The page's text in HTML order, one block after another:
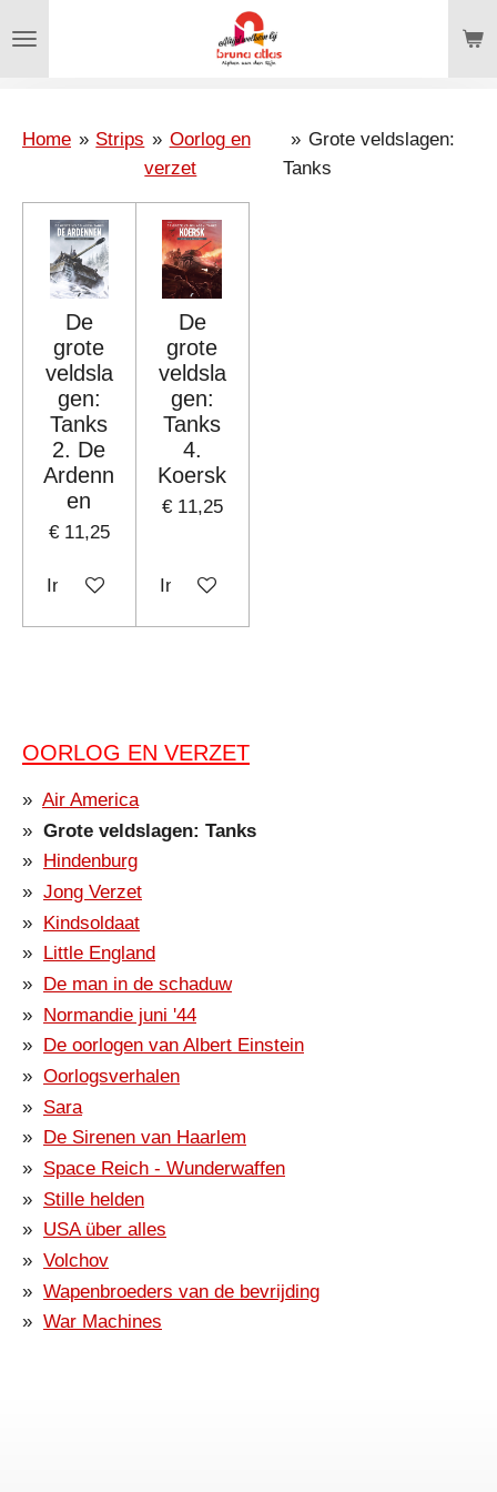
direct
hoofdinhoud
Home » Strips » Oorlog en
verzet
» Grote veldslagen:
Tanks
De
grote
veldsla
gen:
Tanks
2. De
Ardenn
en
€ 11,25
In winkelwagen
De
grote
veldsla
gen:
Tanks
4.
Koersk
€ 11,25
In winkelwagen
OORLOG EN VERZET
Air America
Grote veldslagen: Tanks
Hindenburg
Jong Verzet
Kindsoldaat
Little England
De man in de schaduw
Normandie juni '44
De oorlogen van Albert Einstein
Oorlogsverhalen
Sara
De Sirenen van Haarlem
Space Reich - Wunderwaffen
Stille helden
USA über alles
Volchov
Wapenbroeders van de bevrijding
War Machines